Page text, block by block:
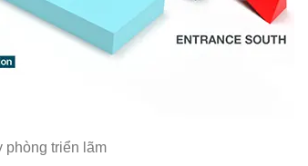
phòng triển lãm